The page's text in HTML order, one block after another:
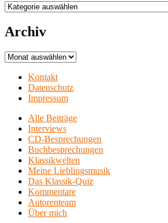
Aufführungsorte
Archiv
Archiv
Kontakt
Datenschutz
Impressum
Alle Beiträge
Interviews
CD-Besprechungen
Buchbesprechungen
Klassikwelten
Meine Lieblingsmusik
Das Klassik-Quiz
Kommentare
Autorenteam
Über mich